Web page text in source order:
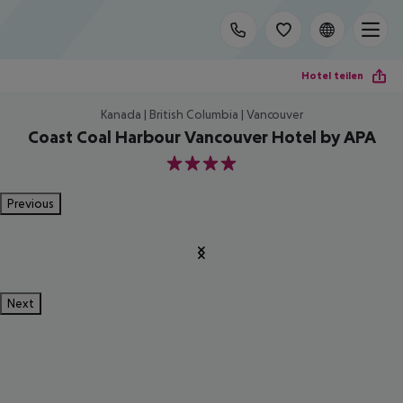
Hotel teilen
Kanada | British Columbia | Vancouver
Coast Coal Harbour Vancouver Hotel by APA
4
Previous
Next